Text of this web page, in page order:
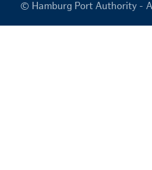
© Hamburg Port Authority -